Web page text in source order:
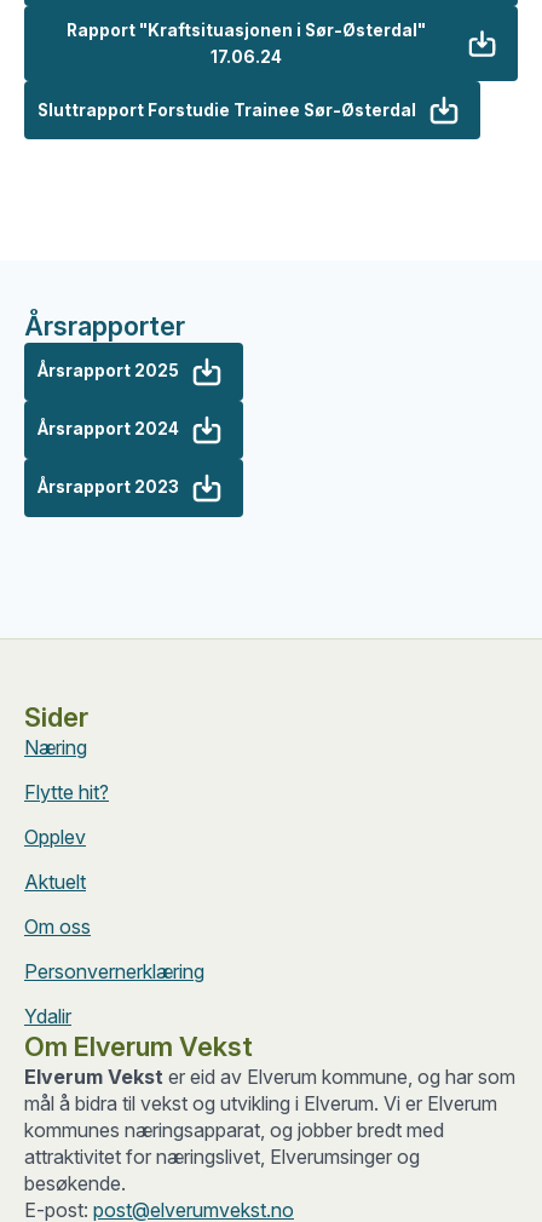
Rapport "Kraftsituasjonen i Sør-Østerdal"
17.06.24
Sluttrapport Forstudie Trainee Sør-Østerdal
Årsrapporter
Årsrapport 2025
Årsrapport 2024
Årsrapport 2023
Sider
Næring
Flytte hit?
Opplev
Aktuelt
Om oss
Personvernerklæring
Ydalir
Om Elverum Vekst
Elverum Vekst er eid av Elverum kommune, og har som
mål å bidra til vekst og utvikling i Elverum. Vi er Elverum
kommunes næringsapparat, og jobber bredt med
attraktivitet for næringslivet, Elverumsinger og
besøkende.
E-post: post@elverumvekst.no